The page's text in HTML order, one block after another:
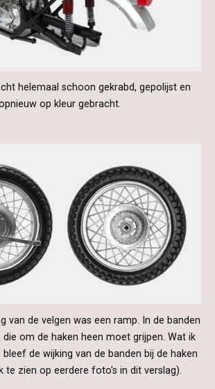
helemaal schoon gekrabd, gepolijst en
op kleur gebracht.
van de velgen was een ramp. In de banden
om de haken heen moet grijpen. Wat ik
de wijking van de banden bij de haken
te zien op eerdere foto's in dit verslag).